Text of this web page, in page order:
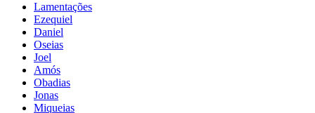
Lamentações
Ezequiel
Daniel
Oseias
Joel
Amós
Obadias
Jonas
Miqueias